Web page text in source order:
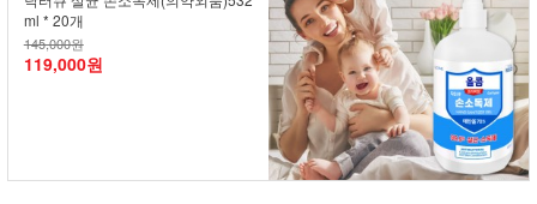
ml * 20개
145,000원
119,000원